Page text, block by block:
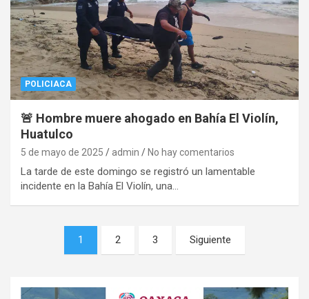
POLICIACA
🚨 Hombre muere ahogado en Bahía El Violín,
Huatulco
5 de mayo de 2025 admin No hay comentarios
La tarde de este domingo se registró un lamentable
incidente en la Bahía El Violín, una…
Navegación
1 2 3 Siguiente